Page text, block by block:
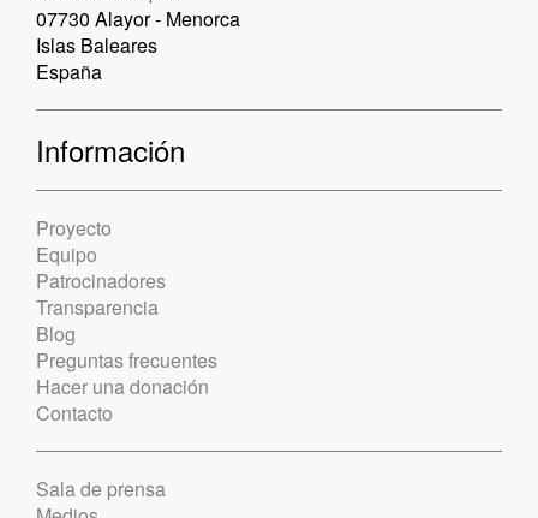
07730 Alayor - Menorca
Islas Baleares
España
Información
Proyecto
Equipo
Patrocinadores
Transparencia
Blog
Preguntas frecuentes
Hacer una donación
Contacto
Sala de prensa